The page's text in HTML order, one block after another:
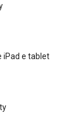
iPad e tablet